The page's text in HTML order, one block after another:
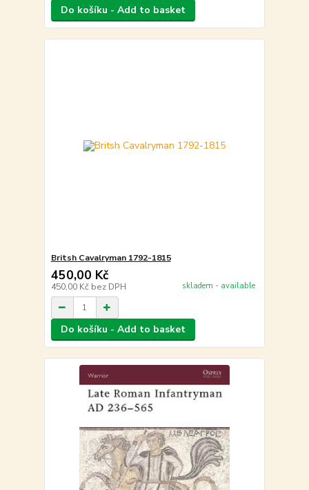
Do košíku - Add to basket
Britsh Cavalryman 1792-1815
450,00 Kč
450,00 Kč bez DPH skladem - available
Do košíku - Add to basket